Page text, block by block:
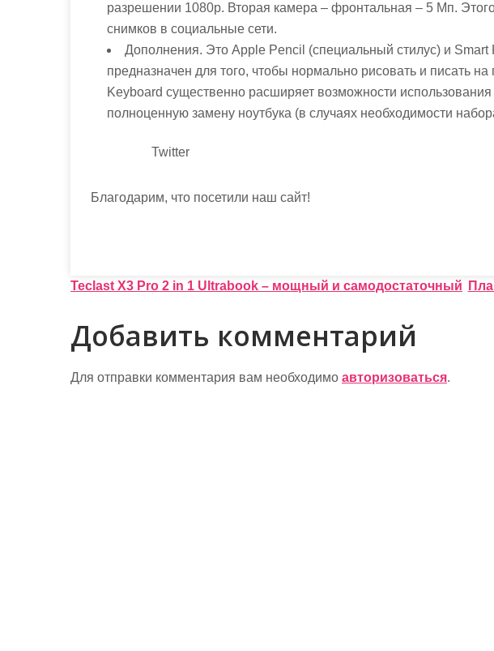
разрешении 1080p. Вторая камера – фронтальная – 5 Мп.
снимков в социальные сети.
Дополнения. Это Apple Pencil (специальный стилус) и
предназначен для того, чтобы нормально рисовать и писать
Keyboard существенно расширяет возможности
полноценную замену ноутбука (в случаях необходимости
Twitter
Благодарим, что посетили наш сайт!
Н
а
в
и
Teclast X3 Pro 2 in 1 Ultrabook – мощный и самодостаточный
Добавить комментарий
Для отправки комментария вам необходимо авторизоваться.